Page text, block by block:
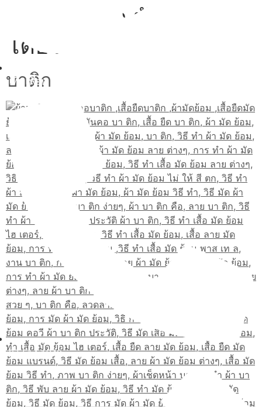
เพิ่มเพื่อน
02-514-1840
ทํา ผ้า มัด ย้อม ไฮ
เตอร์
บาติก